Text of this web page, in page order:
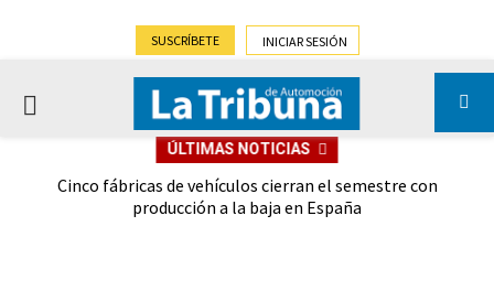
SUSCRÍBETE INICIAR SESIÓN
PRIMARY
ÚLTIMAS NOTICIAS
Cinco fábricas de vehículos cierran el semestre con
producción a la baja en España